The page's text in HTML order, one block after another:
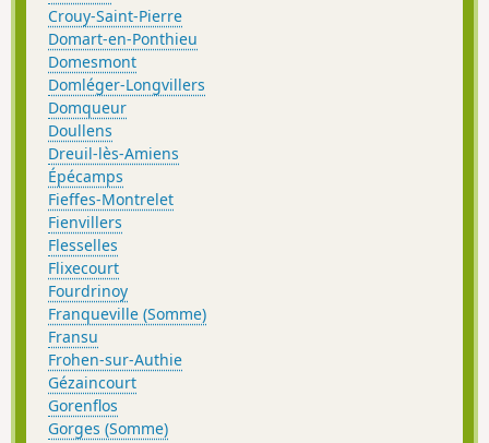
Crouy-Saint-Pierre
Domart-en-Ponthieu
Domesmont
Domléger-Longvillers
Domqueur
Doullens
Dreuil-lès-Amiens
Épécamps
Fieffes-Montrelet
Fienvillers
Flesselles
Flixecourt
Fourdrinoy
Franqueville (Somme)
Fransu
Frohen-sur-Authie
Gézaincourt
Gorenflos
Gorges (Somme)